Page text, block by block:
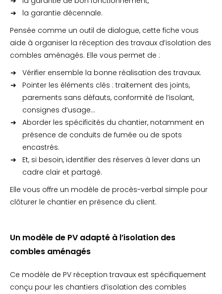
la garantie décennale.
Pensée comme un outil de dialogue, cette fiche vous
aide à organiser la réception des travaux d’isolation des
combles aménagés. Elle vous permet de :
Vérifier ensemble la bonne réalisation des travaux.
Pointer les éléments clés : traitement des joints,
parements sans défauts, conformité de l’isolant,
consignes d’usage…
Aborder les spécificités du chantier, notamment en
présence de conduits de fumée ou de spots
encastrés.
Et, si besoin, identifier des réserves à lever dans un
cadre clair et partagé.
Elle vous offre un modèle de procès-verbal simple pour
clôturer le chantier en présence du client.
Un modèle de PV adapté à l’isolation des
combles aménagés
Ce modèle de PV réception travaux est spécifiquement
conçu pour les chantiers d’isolation des combles